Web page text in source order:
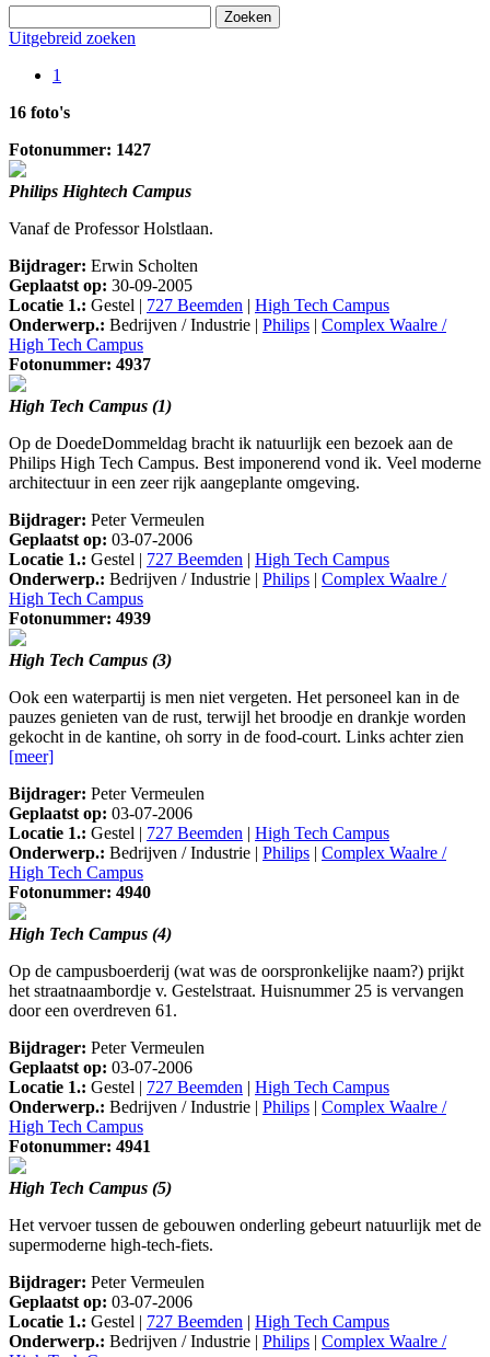
Uitgebreid zoeken
1
16 foto's
Fotonummer: 1427
Philips Hightech Campus
Vanaf de Professor Holstlaan.
Bijdrager: Erwin Scholten
Geplaatst op: 30-09-2005
Locatie 1.: Gestel | 727 Beemden | High Tech Campus
Onderwerp.: Bedrijven / Industrie | Philips | Complex Waalre /
High Tech Campus
Fotonummer: 4937
High Tech Campus (1)
Op de DoedeDommeldag bracht ik natuurlijk een bezoek aan de
Philips High Tech Campus. Best imponerend vond ik. Veel moderne
architectuur in een zeer rijk aangeplante omgeving.
Bijdrager: Peter Vermeulen
Geplaatst op: 03-07-2006
Locatie 1.: Gestel | 727 Beemden | High Tech Campus
Onderwerp.: Bedrijven / Industrie | Philips | Complex Waalre /
High Tech Campus
Fotonummer: 4939
High Tech Campus (3)
Ook een waterpartij is men niet vergeten. Het personeel kan in de
pauzes genieten van de rust, terwijl het broodje en drankje worden
gekocht in de kantine, oh sorry in de food-court. Links achter zien
[meer]
Bijdrager: Peter Vermeulen
Geplaatst op: 03-07-2006
Locatie 1.: Gestel | 727 Beemden | High Tech Campus
Onderwerp.: Bedrijven / Industrie | Philips | Complex Waalre /
High Tech Campus
Fotonummer: 4940
High Tech Campus (4)
Op de campusboerderij (wat was de oorspronkelijke naam?) prijkt
het straatnaambordje v. Gestelstraat. Huisnummer 25 is vervangen
door een overdreven 61.
Bijdrager: Peter Vermeulen
Geplaatst op: 03-07-2006
Locatie 1.: Gestel | 727 Beemden | High Tech Campus
Onderwerp.: Bedrijven / Industrie | Philips | Complex Waalre /
High Tech Campus
Fotonummer: 4941
High Tech Campus (5)
Het vervoer tussen de gebouwen onderling gebeurt natuurlijk met de
supermoderne high-tech-fiets.
Bijdrager: Peter Vermeulen
Geplaatst op: 03-07-2006
Locatie 1.: Gestel | 727 Beemden | High Tech Campus
Onderwerp.: Bedrijven / Industrie | Philips | Complex Waalre /